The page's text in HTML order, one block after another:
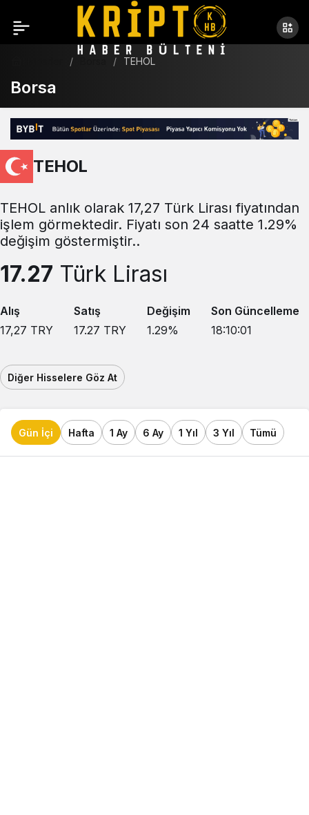
TEHOL
Borsa
TEHOL
TEHOL anlık olarak 17,27 Türk Lirası fiyatından
işlem görmektedir. Fiyatı son 24 saatte 1.29%
değişim göstermiştir..
17.27 Türk Lirası
Alış
17,27 TRY
Satış
17.27 TRY
Değişim
1.29%
Son Güncelleme
18:10:01
Diğer Hisselere Göz At
Gün İçi Hafta 1 Ay 6 Ay 1 Yıl 3 Yıl Tümü